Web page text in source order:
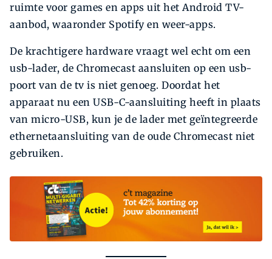
ruimte voor games en apps uit het Android TV-
aanbod, waaronder Spotify en weer-apps.
De krachtigere hardware vraagt wel echt om een
usb-lader, de Chromecast aansluiten op een usb-
poort van de tv is niet genoeg. Doordat het
apparaat nu een USB-C-aansluiting heeft in plaats
van micro-­USB, kun je de lader met geïntegreerde
ethernetaansluiting van de oude Chromecast niet
gebruiken.